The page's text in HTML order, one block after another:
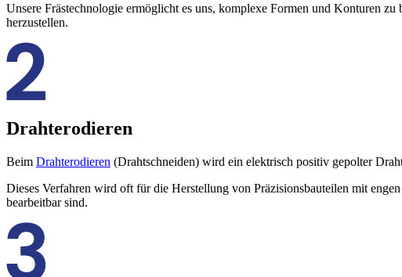
Unsere Frästechnologie ermöglicht es uns, komplexe Formen und Konturen
herzustellen.
Drahterodieren
Beim Drahterodieren (Drahtschneiden) wird ein elektrisch positiv gepolter
Dieses Verfahren wird oft für die Herstellung von Präzisionsbauteilen mit
bearbeitbar sind.